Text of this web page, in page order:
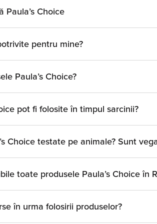
Paula’s Choice
pentru mine?
Paula’s Choice?
pot fi folosite în timpul sarcinii?
Choice testate pe animale? Sunt
toate produsele Paula’s Choice în
în urma folosirii produselor?